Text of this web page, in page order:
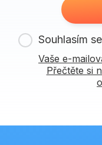
Souhlasím
Vaše e-
Přečtěte si